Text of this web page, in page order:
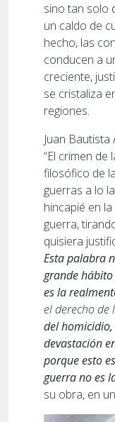
sino tan solo
un caldo de
hecho, las
conducen a
creciente,
se cristaliza
regiones.
Juan
“El crimen de
filosófico de
guerras a lo
hincapié en
guerra,
quisiera
Esta palabra
grande
es la
el derecho de
del
devastación
porque esto
guerra no es
su obra, en